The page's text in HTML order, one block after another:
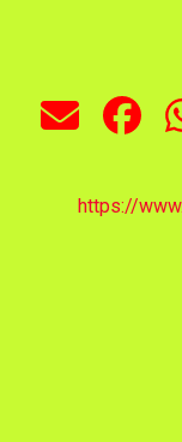
https://